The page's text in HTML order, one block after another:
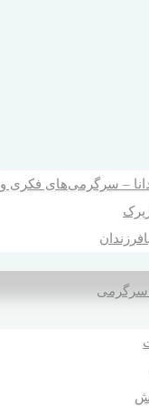
دانا – سرگرمی‌های فکری
سرگرمی